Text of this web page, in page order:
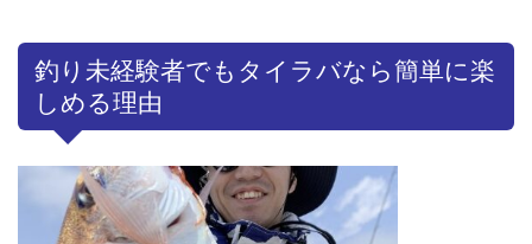
釣り未経験者でもタイラバなら簡単に楽
しめる理由